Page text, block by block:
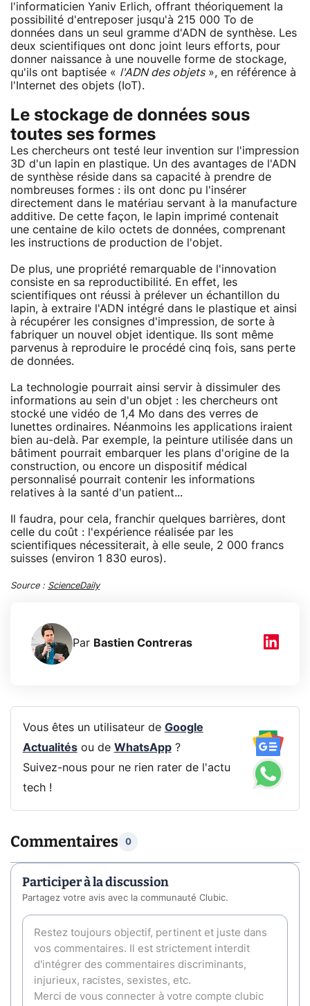
l'informaticien Yaniv Erlich, offrant théoriquement la
possibilité d'entreposer jusqu'à 215 000 To de
données dans un seul gramme d'ADN de synthèse. Les
deux scientifiques ont donc joint leurs efforts, pour
donner naissance à une nouvelle forme de stockage,
qu'ils ont baptisée « l'ADN des objets», en référence à
l'Internet des objets (IoT).
Le stockage de données sous
toutes ses formes
Les chercheurs ont testé leur invention sur l'impression
3D d'un lapin en plastique. Un des avantages de l'ADN
de synthèse réside dans sa capacité à prendre de
nombreuses formes : ils ont donc pu l'insérer
directement dans le matériau servant à la manufacture
additive. De cette façon, le lapin imprimé contenait
une centaine de kilo octets de données, comprenant
les instructions de production de l'objet.
De plus, une propriété remarquable de l'innovation
consiste en sa reproductibilité. En effet, les
scientifiques ont réussi à prélever un échantillon du
lapin, à extraire l'ADN intégré dans le plastique et ainsi
à récupérer les consignes d'impression, de sorte à
fabriquer un nouvel objet identique. Ils sont même
parvenus à reproduire le procédé cinq fois, sans perte
de données.
La technologie pourrait ainsi servir à dissimuler des
informations au sein d'un objet : les chercheurs ont
stocké une vidéo de 1,4 Mo dans des verres de
lunettes ordinaires. Néanmoins les applications iraient
bien au-delà. Par exemple, la peinture utilisée dans un
bâtiment pourrait embarquer les plans d'origine de la
construction, ou encore un dispositif médical
personnalisé pourrait contenir les informations
relatives à la santé d'un patient...
Il faudra, pour cela, franchir quelques barrières, dont
celle du coût : l'expérience réalisée par les
scientifiques nécessiterait, à elle seule, 2 000 francs
suisses (environ 1 830 euros).
Source : ScienceDaily
Par Bastien Contreras
Vous êtes un utilisateur de Google
Actualitésou de WhatsApp?
Suivez-nous pour ne rien rater de l'actu
tech !
Commentaires 0
Participer à la discussion
Partagez votre avis avec la communauté Clubic.